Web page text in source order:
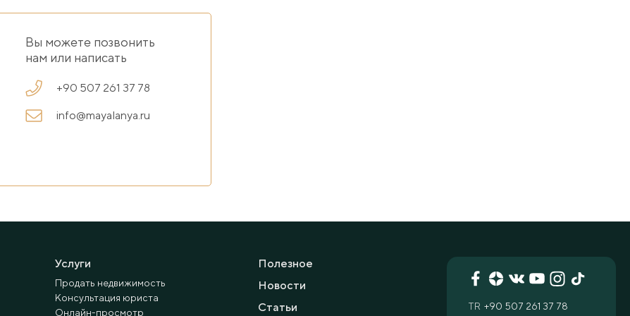
Вы можете позвонить
нам или написать
+90 507 261 37 78
info@mayalanya.ru
Услуги
Продать недвижимость
Консультация юриста
Онлайн-просмотр
Полезное
Новости
Статьи
TR +90 507 261 37 78